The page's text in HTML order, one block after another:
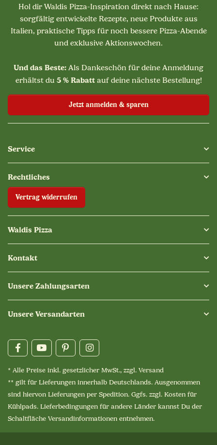
Hol dir Waldis Pizza-Inspiration direkt nach Hause:
sorgfältig entwickelte Rezepte, neue Produkte aus
Italien, praktische Tipps für noch bessere Pizza-Abende
und exklusive Aktionswochen.
Und das Beste: Als Dankeschön für deine Anmeldung
erhältst du 5 % Rabattauf deine nächste Bestellung!
Jetzt anmelden & sparen
Service
Rechtliches
Vertrag widerrufen
Waldis Pizza
Kontakt
Unsere Zahlungsarten
Unsere Versandarten
* Alle Preise inkl. gesetzlicher MwSt., zzgl. Versand
** gilt für Lieferungen innerhalb Deutschlands. Ausgenommen
sind hiervon Lieferungen per Spedition. Ggfs. zzgl. Kosten für
Kühlpads. Lieferbedingungen für andere Länder kannst Du der
Schaltfläche Versandinformationen entnehmen.